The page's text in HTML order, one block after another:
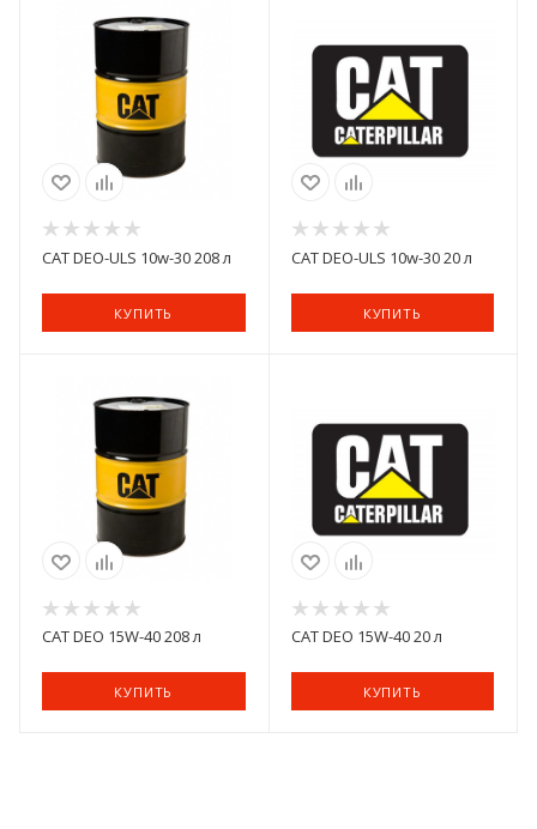
CAT DEO-ULS 10w-30 208 л
КУПИТЬ
CAT DEO-ULS 10w-30 20 л
КУПИТЬ
CAT DEO 15W-40 208 л
КУПИТЬ
CAT DEO 15W-40 20 л
КУПИТЬ